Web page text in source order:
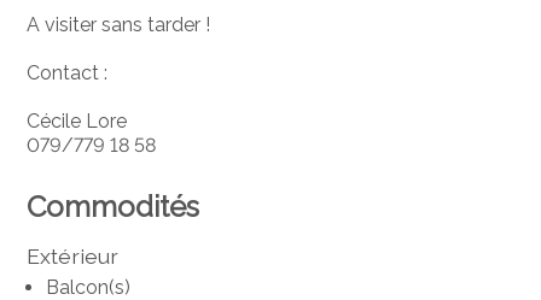
A visiter sans tarder !
Contact :
Cécile Lore
079/779 18 58
Commodités
Extérieur
Balcon(s)